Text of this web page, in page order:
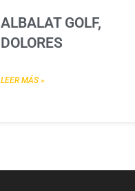
ALBALAT GOLF,
DOLORES
LEER MÁS »